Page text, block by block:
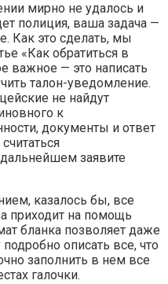
мирно не удалось и
полиция, ваша задача —
Как это сделать, мы
«Как обратиться в
важное — это написать
талон-уведомление.
не найдут
к
документы и ответ
заявите
казалось бы, все
приходит на помощь
бланка позволяет даже
описать все, что
заполнить в нем все
галочки.